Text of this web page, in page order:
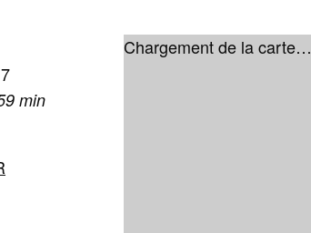
Chargement de la carte…
min